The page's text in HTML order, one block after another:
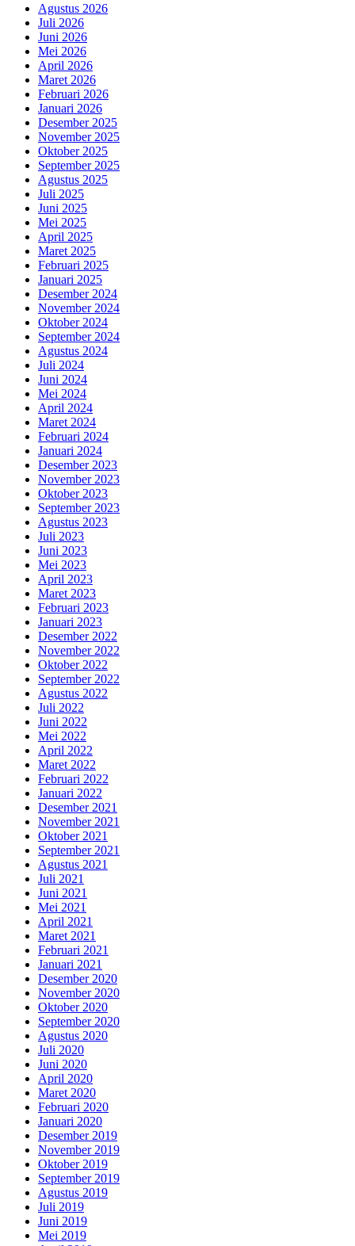
Agustus 2026
Juli 2026
Juni 2026
Mei 2026
April 2026
Maret 2026
Februari 2026
Januari 2026
Desember 2025
November 2025
Oktober 2025
September 2025
Agustus 2025
Juli 2025
Juni 2025
Mei 2025
April 2025
Maret 2025
Februari 2025
Januari 2025
Desember 2024
November 2024
Oktober 2024
September 2024
Agustus 2024
Juli 2024
Juni 2024
Mei 2024
April 2024
Maret 2024
Februari 2024
Januari 2024
Desember 2023
November 2023
Oktober 2023
September 2023
Agustus 2023
Juli 2023
Juni 2023
Mei 2023
April 2023
Maret 2023
Februari 2023
Januari 2023
Desember 2022
November 2022
Oktober 2022
September 2022
Agustus 2022
Juli 2022
Juni 2022
Mei 2022
April 2022
Maret 2022
Februari 2022
Januari 2022
Desember 2021
November 2021
Oktober 2021
September 2021
Agustus 2021
Juli 2021
Juni 2021
Mei 2021
April 2021
Maret 2021
Februari 2021
Januari 2021
Desember 2020
November 2020
Oktober 2020
September 2020
Agustus 2020
Juli 2020
Juni 2020
April 2020
Maret 2020
Februari 2020
Januari 2020
Desember 2019
November 2019
Oktober 2019
September 2019
Agustus 2019
Juli 2019
Juni 2019
Mei 2019